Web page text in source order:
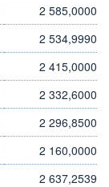
2 585,0000
2 534,9990
2 415,0000
2 332,6000
2 296,8500
2 160,0000
2 637,2539